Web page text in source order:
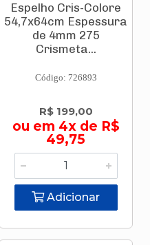
Espelho Cris-Colore
54,7x64cm Espessura
de 4mm 275
Crismeta...
Código: 726893
R$ 199,00
ou em 4x de R$
49,75
Adicionar